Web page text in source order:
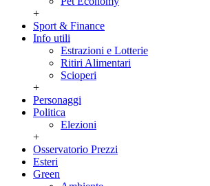
+
Sport & Finance
Info utili
Estrazioni e Lotterie
Ritiri Alimentari
Scioperi
+
Personaggi
Politica
Elezioni
+
Osservatorio Prezzi
Esteri
Green